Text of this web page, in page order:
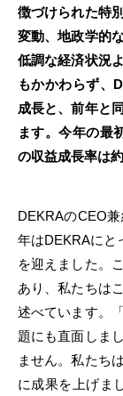
徴づけられた特
変動、地政学的
低調な経済状況
もかかわらず、
成長と、前年と
ます。今年の最
の収益成長率は
DEKRAのCEO
年はDEKRAに
を迎えました。
あり、私たちは
述べています。
題にも直面しま
ません。私たち
に成果を上げま